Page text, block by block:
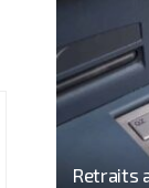
Retraits